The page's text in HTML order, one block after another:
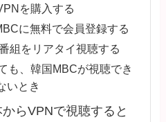
を購入する
に無料で会員登録する
組をリアタイ視聴する
も、韓国MBCが視聴でき
いとき
らVPNで視聴すると